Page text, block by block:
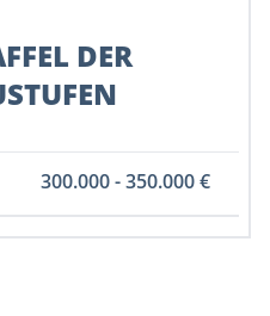
DER
300.000 - 350.000 €